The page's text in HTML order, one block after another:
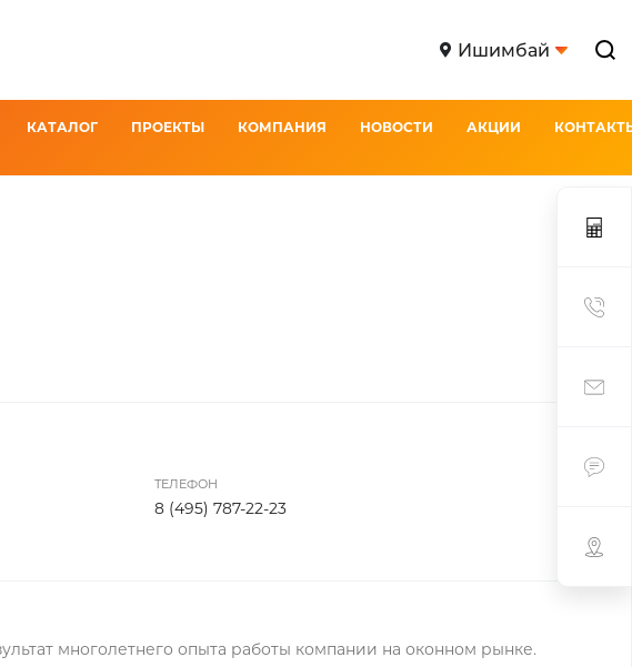
Ишимбай
КАТАЛОГ ПРОЕКТЫ КОМПАНИЯ НОВОСТИ АКЦИИ
ТЕЛЕФОН
8 (495) 787-22-23
многолетнего опыта работы компании на оконном рынке.